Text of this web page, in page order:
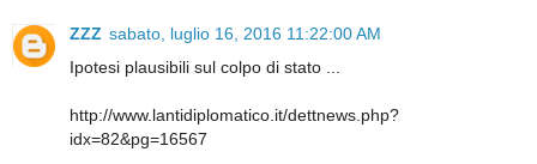
ZZZ sabato, luglio 16, 2016 11:22:00 AM
Ipotesi plausibili sul colpo di stato ...
http://www.lantidiplomatico.it/dettnews.php?
idx=82&pg=16567